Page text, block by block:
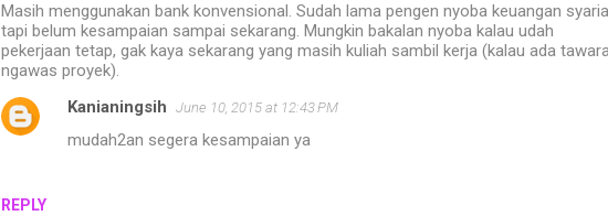
Masih menggunakan bank konvensional. Sudah lama pengen nyoba keuangan
tapi belum kesampaian sampai sekarang. Mungkin bakalan nyoba kalau udah
pekerjaan tetap, gak kaya sekarang yang masih kuliah sambil kerja (kalau ada
ngawas proyek).
REPLY
Kanianingsih June 10, 2015 at 12:43 PM
mudah2an segera kesampaian ya